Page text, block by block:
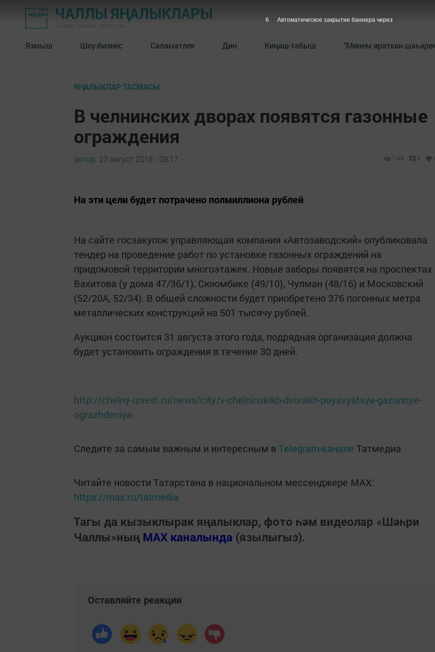
ЧАЛЛЫ ЯҢАЛЫКЛАРЫ
Язмыш Шоу-бизнес Сәламәтлек Дин Киңәш-табыш "Минем яраткан
ЯҢАЛЫКЛАР ТАСМАСЫ
В челнинских дворах появятся газонные
ограждения
автор, 23 август 2018 - 08:17 1143 0
На эти цели будет потрачено полмиллиона рублей
На сайте госзакупок управляющая компания «Автозаводский» опубликовала
тендер на проведение работ по установке газонных ограждений на
придомовой территории многоэтажек. Новые заборы появятся на проспектах
Вахитова (у дома 47/36/1), Сююмбике (49/10), Чулман (48/16) и Московский
(52/20А, 52/34). В общей сложности будет приобретено 376 погонных метра
металлических конструкций на 501 тысячу рублей.
Аукцион состоится 31 августа этого года, подрядная организация должна
будет установить ограждения в течение 30 дней.
http://chelny-izvest.ru/news/city/v-chelninskikh-dvorakh-poyavyatsya-gazonnye-
ograzhdeniya
Следите за самым важным и интересным в Telegram-канале Татмедиа
Читайте новости Татарстана в национальном мессенджере MАХ:
https://max.ru/tatmedia
Тагы да кызыклырак яңалыклар, фото һәм видеолар «Шәһри
Чаллы»ның MAX каналында (язылыгыз).
Оставляйте реакции
5 Автоматическое закрытие баннера через